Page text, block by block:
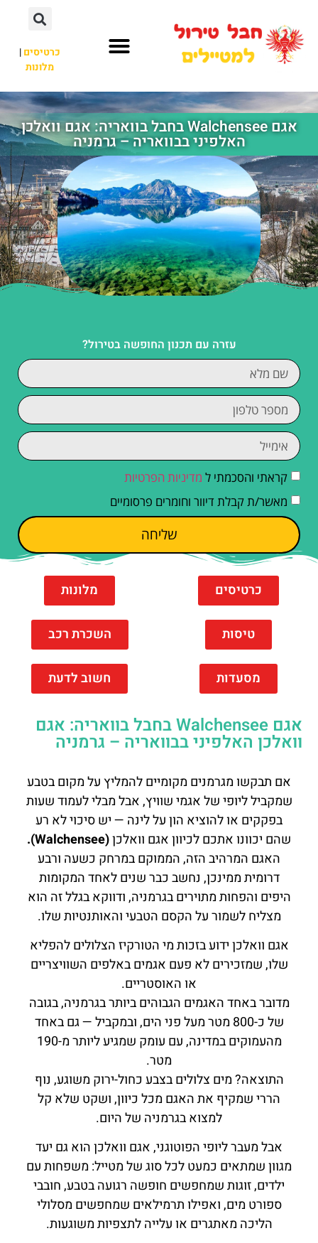
כרטיסים|
מלונות
אגם Walchensee בחבל בוואריה: אגם וואלכן
האלפיני בבוואריה – גרמניה
עזרה עם תכנון החופשה בטירול?
קראתי והסכמתי ל מדיניות הפרטיות
מאשר/ת קבלת דיוור וחומרים פרסומיים
שליחה
כרטיסים מלונות
טיסות השכרת רכב
מסעדות חשוב לדעת
אגם Walchensee בחבל בוואריה: אגם
וואלכן האלפיני בבוואריה – גרמניה
אם תבקשו מגרמנים מקומיים להמליץ על מקום בטבע
שמקביל ליופי של אגמי שוויץ, אבל מבלי לעמוד שעות
בפקקים או להוציא הון על לינה — יש סיכוי לא רע
שהם יכוונו אתכם לכיוון אגם וואלכן(Walchensee).
האגם המרהיב הזה, הממוקם במרחק כשעה ורבע
דרומית ממינכן, נחשב כבר שנים לאחד המקומות
היפים והפחות מתוירים בגרמניה, ודווקא בגלל זה הוא
מצליח לשמור על הקסם הטבעי והאותנטיות שלו.
אגם וואלכן ידוע בזכות מי הטורקיז הצלולים להפליא
שלו, שמזכירים לא פעם אגמים באלפים השוויצריים
או האוסטריים.
מדובר באחד האגמים הגבוהים ביותר בגרמניה, בגובה
של כ-800 מטר מעל פני הים, ובמקביל — גם באחד
מהעמוקים במדינה, עם עומק שמגיע ליותר מ-190
מטר.
התוצאה? מים צלולים בצבע כחול-ירוק משוגע, נוף
הררי שמקיף את האגם מכל כיוון, ושקט שלא קל
למצוא בגרמניה של היום.
אבל מעבר ליופי הפוטוגני, אגם וואלכן הוא גם יעד
מגוון שמתאים כמעט לכל סוג של מטייל: משפחות עם
ילדים, זוגות שמחפשים חופשה רגועה בטבע, חובבי
ספורט מים, ואפילו תרמילאים שמחפשים מסלולי
הליכה מאתגרים או עלייה לתצפיות משוגעות.